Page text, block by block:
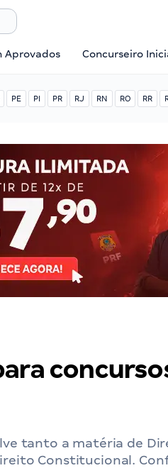
Aprovados Concurseiro
PE PI PR RJ RN RO RR
tanto a matéria de
Constitucional.